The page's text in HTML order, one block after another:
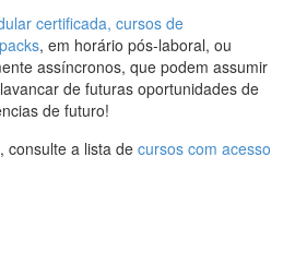
certificada, cursos de
, em horário pós-laboral, ou
assíncronos, que podem assumir
de futuras oportunidades de
de futuro!
consulte a lista de cursos com acesso